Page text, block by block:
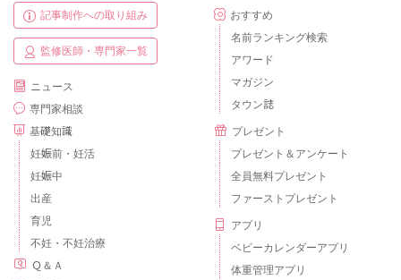
記事制作への取り組み
監修医師・専門家一覧
ニュース
専門家相談
基礎知識
妊娠前・妊活
妊娠中
出産
育児
不妊・不妊治療
Ｑ＆Ａ
おすすめ
名前ランキング検索
アワード
マガジン
タウン誌
プレゼント
プレゼント＆アンケート
全員無料プレゼント
ファーストプレゼント
アプリ
ベビーカレンダーアプリ
体重管理アプリ